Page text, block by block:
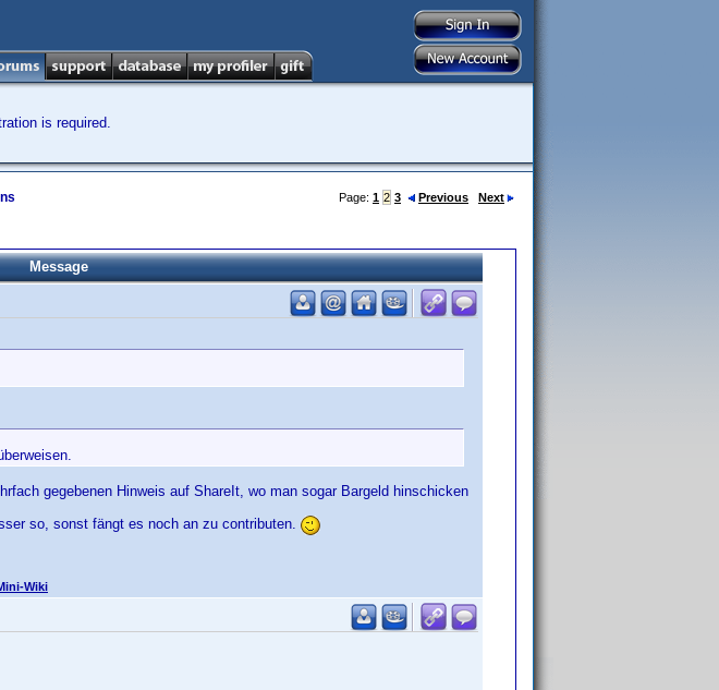
is required.
Page: 1 2 3 Previous Next
Message
gegebenen Hinweis auf ShareIt, wo man sogar Bargeld hinschicken
so, sonst fängt es noch an zu contributen.
Wiki